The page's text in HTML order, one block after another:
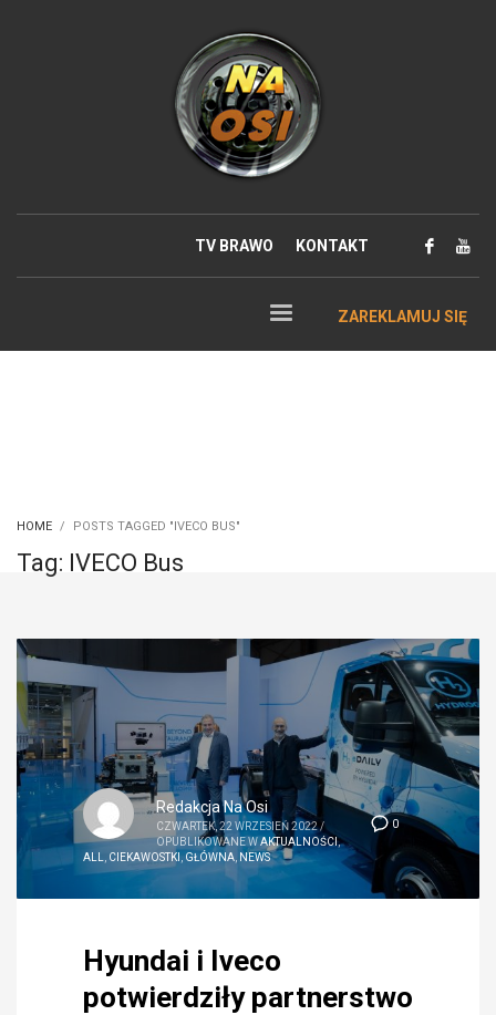
TV BRAWO KONTAKT
ZAREKLAMUJ SIĘ
HOME POSTS TAGGED "IVECO BUS"
Tag: IVECO Bus
0
Redakcja Na Osi
CZWARTEK, 22 WRZESIEŃ 2022/
OPUBLIKOWANE WAKTUALNOŚCI,
ALL
CIEKAWOSTKI,GŁÓWNA NEWS
Hyundai i Iveco
potwierdziły partnerstwo